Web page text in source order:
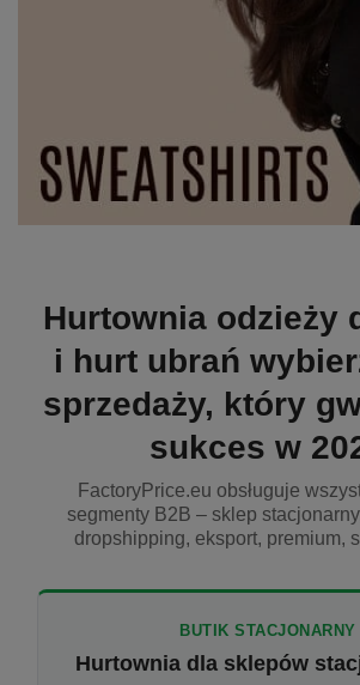
Hurtownia odzieży
i hurt ubrań
sprzedaży, który
sukces w
FactoryPrice.eu obsługuje
segmenty B2B – sklep
dropshipping, eksport, premium,
BUTIK STACJONARNY
Hurtownia dla sklepów